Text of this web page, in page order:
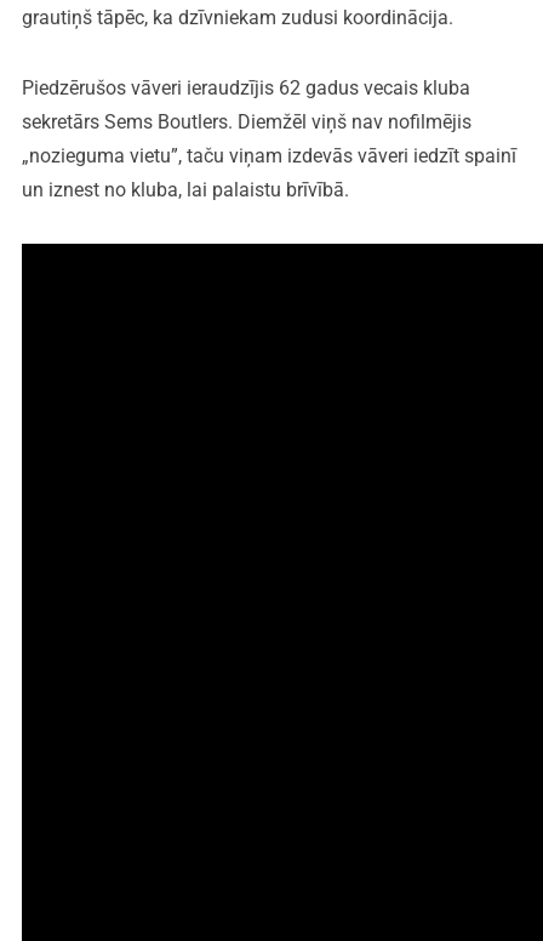
grautiņš tāpēc, ka dzīvniekam zudusi koordinācija.
Piedzērušos vāveri ieraudzījis 62 gadus vecais kluba
sekretārs Sems Boutlers. Diemžēl viņš nav nofilmējis
„nozieguma vietu”, taču viņam izdevās vāveri iedzīt spainī
un iznest no kluba, lai palaistu brīvībā.